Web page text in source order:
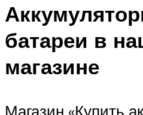
батареи в
магазине
Магазин «Купить